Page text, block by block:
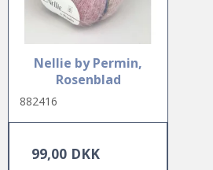
Nellie by Permin,
Rosenblad
882416
99,00 DKK